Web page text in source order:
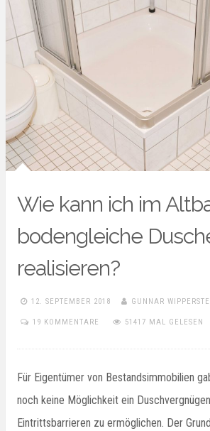
Wie kann ich im
bodengleiche
realisieren?
12. SEPTEMBER 2018 GUNNAR
19 KOMMENTARE 51417 MAL GELESEN
Für Eigentümer von Bestandsimmobilien
noch keine Möglichkeit ein
Eintrittsbarrieren zu ermöglichen. Der